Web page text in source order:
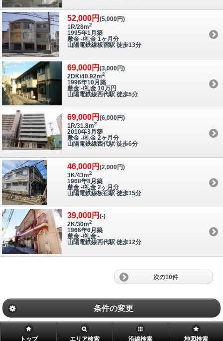
52,000円 (5,000円)
1R/28m2
1995年1月築
敷金 -/礼金 1ヶ月分
山陽電鉄線板宿駅 徒歩13分
69,000円 (3,000円)
2DK/40.92m2
1996年10月築
敷金 -/礼金 10万円
山陽電鉄線西代駅 徒歩5分
69,000円 (6,000円)
1R/31.8m2
2010年3月築
敷金 -/礼金 2ヶ月分
山陽電鉄線西代駅 徒歩6分
46,000円 (2,000円)
3K/43m2
1968年8月築
敷金 -/礼金 2ヶ月分
山陽電鉄線板宿駅 徒歩15分
39,000円 (-)
2K/30m2
1966年6月築
敷金 -/礼金 -
山陽電鉄線西代駅 徒歩12分
次の10件
条件の変更
トップ エリア検索 沿線検索 地図検索